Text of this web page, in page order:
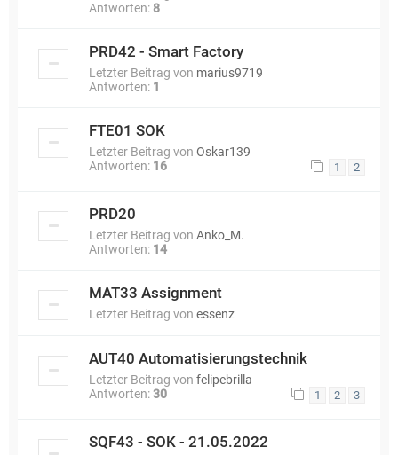
Antworten: 8
PRD42 - Smart Factory
Letzter Beitrag von marius9719
Antworten: 1
FTE01 SOK
Letzter Beitrag von Oskar139
Antworten: 16 1 2
PRD20
Letzter Beitrag von Anko_M.
Antworten: 14
MAT33 Assignment
Letzter Beitrag von essenz
AUT40 Automatisierungstechnik
Letzter Beitrag von felipebrilla
Antworten:30 1 2 3
SQF43 - SOK - 21.05.2022